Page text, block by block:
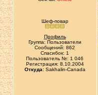
Шеф-повар
Профиль
Группа: Пользователи
Сообщений: 862
Спасибок: 1
Пользователь №: 1 046
Регистрация: 8.10.2004
Откуда:Sakhalin-Canada